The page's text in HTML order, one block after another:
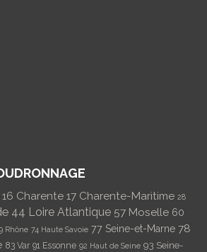
16 Charente 17 Charente-Maritime 28
44 Loire Atlantique 57 Moselle 60
Rhône 74 Haute Savoie 77 Seine-et-Marne 78
83 Var 91 Essonne 92 Haut de Seine 93 Seine-